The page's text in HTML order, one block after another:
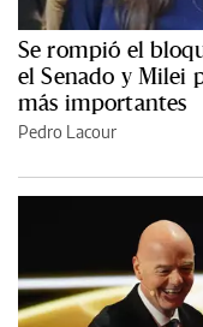
Se rompió el
el Senado y Milei
más importantes
Pedro Lacour